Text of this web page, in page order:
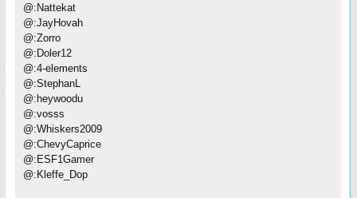
@:Nattekat
@:JayHovah
@:Zorro
@:Doler12
@:4-elements
@:StephanL
@:heywoodu
@:vosss
@:Whiskers2009
@:ChevyCaprice
@:ESF1Gamer
@:Kleffe_Dop